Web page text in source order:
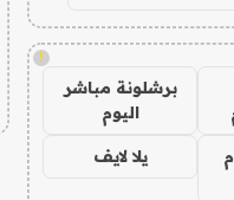
!
برشلونة مباشر
اليوم
يلا لايف